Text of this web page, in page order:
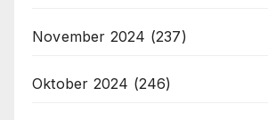
November 2024 (237)
Oktober 2024 (246)